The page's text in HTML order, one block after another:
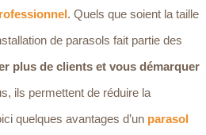
. Quels que soient la taille
de parasols fait partie des
plus de clients et vous démarquer
ils permettent de réduire la
quelques avantages d’un parasol